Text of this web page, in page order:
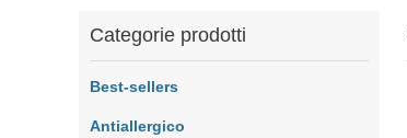
Categorie prodotti
Best-sellers
Antiallergico